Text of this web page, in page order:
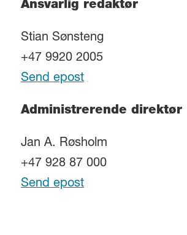
Ansvarlig redaktør
Stian Sønsteng
+47 9920 2005
Send epost
Administrerende direktør
Jan A. Røsholm
+47 928 87 000
Send epost